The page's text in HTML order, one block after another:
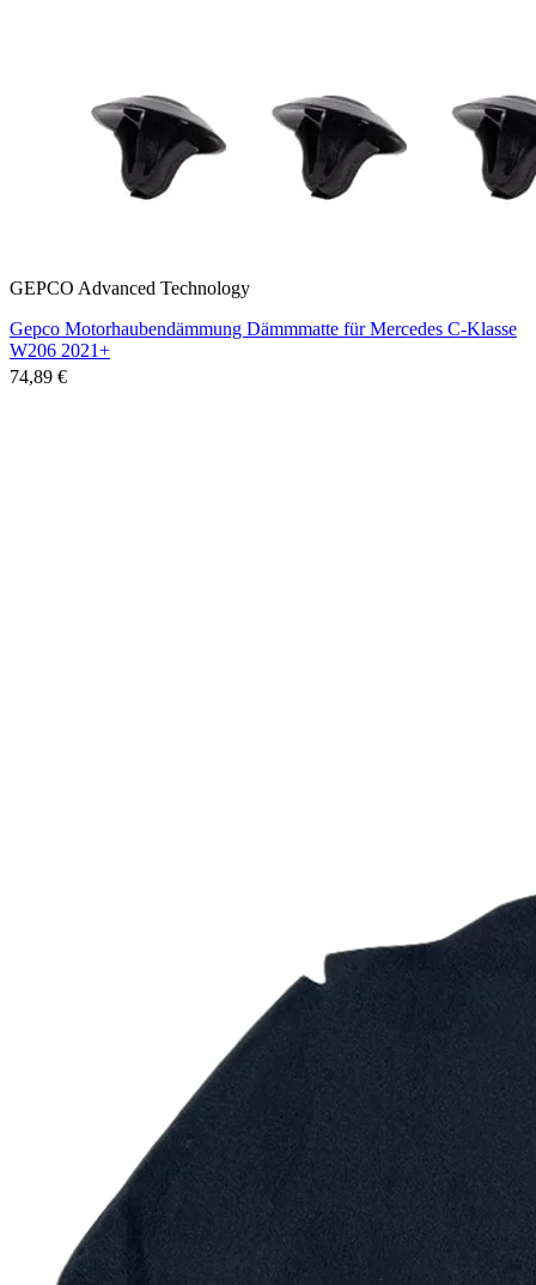
GEPCO Advanced Technology
Gepco Motorhaubendämmung Dämmmatte für Mercedes C-Klasse
W206 2021+
74,89 €